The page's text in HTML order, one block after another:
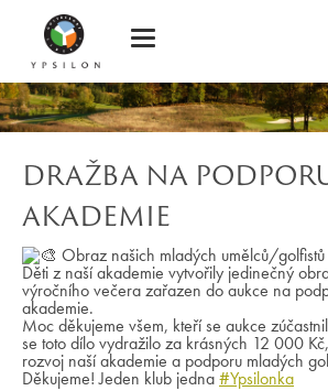
DRAŽBA NA
AKADEMIE
Obraz našich mladých umělců/golfistů
Děti z naší akademie vytvořily jedinečný
výročního večera zařazen do aukce na
akademie.
Moc děkujeme všem, kteří se aukce
se toto dílo vydražilo za krásných 12 000
rozvoj naší akademie a podporu mladých
Děkujeme! Jeden klub jedna#Ypsilonka